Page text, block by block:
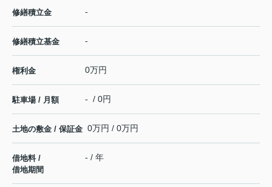
修繕積立金 -
修繕積立基金 -
権利金 0万円
駐車場 / 月額 - / 0円
土地の敷金 / 保証金 0万円 / 0万円
借地料 /
借地期間
- / 年